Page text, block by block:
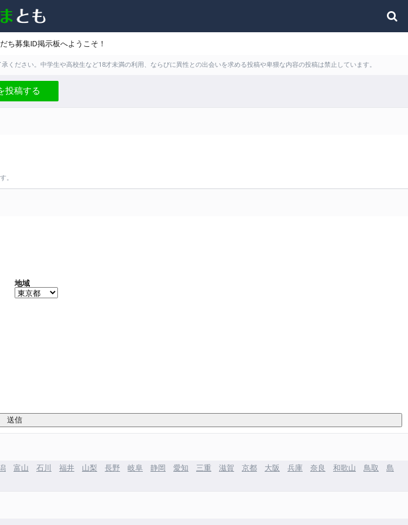
ち募集ID掲示板へようこそ！
ださい。中学生や高校生など18才未満の利用、ならびに異性との出会いを求める投稿や卑猥な内容の投稿は禁止しています。
投稿する
。
地域
富山 石川 福井 山梨 長野 岐阜 静岡 愛知 三重 滋賀 京都 大阪 兵庫 奈良 和歌山 鳥取
島